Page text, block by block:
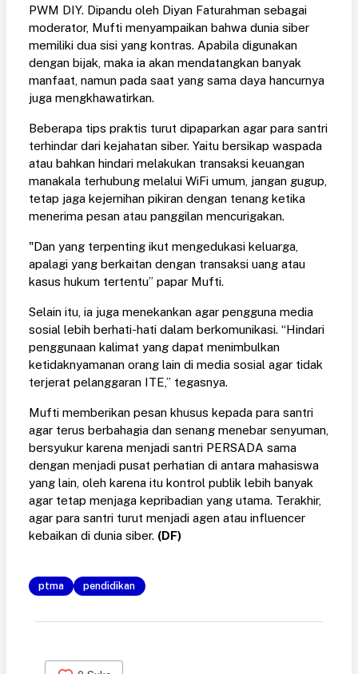
PWM DIY. Dipandu oleh Diyan Faturahman sebagai
moderator, Mufti menyampaikan bahwa dunia siber
memiliki dua sisi yang kontras. Apabila digunakan
dengan bijak, maka ia akan mendatangkan banyak
manfaat, namun pada saat yang sama daya hancurnya
juga mengkhawatirkan.
Beberapa tips praktis turut dipaparkan agar para santri
terhindar dari kejahatan siber. Yaitu bersikap waspada
atau bahkan hindari melakukan transaksi keuangan
manakala terhubung melalui WiFi umum, jangan gugup,
tetap jaga kejernihan pikiran dengan tenang ketika
menerima pesan atau panggilan mencurigakan.
"Dan yang terpenting ikut mengedukasi keluarga,
apalagi yang berkaitan dengan transaksi uang atau
kasus hukum tertentu” papar Mufti.
Selain itu, ia juga menekankan agar pengguna media
sosial lebih berhati-hati dalam berkomunikasi. “Hindari
penggunaan kalimat yang dapat menimbulkan
ketidaknyamanan orang lain di media sosial agar tidak
terjerat pelanggaran ITE,” tegasnya.
Mufti memberikan pesan khusus kepada para santri
agar terus berbahagia dan senang menebar senyuman,
bersyukur karena menjadi santri PERSADA sama
dengan menjadi pusat perhatian di antara mahasiswa
yang lain, oleh karena itu kontrol publik lebih banyak
agar tetap menjaga kepribadian yang utama. Terakhir,
agar para santri turut menjadi agen atau influencer
kebaikan di dunia siber. (DF)
ptma pendidikan